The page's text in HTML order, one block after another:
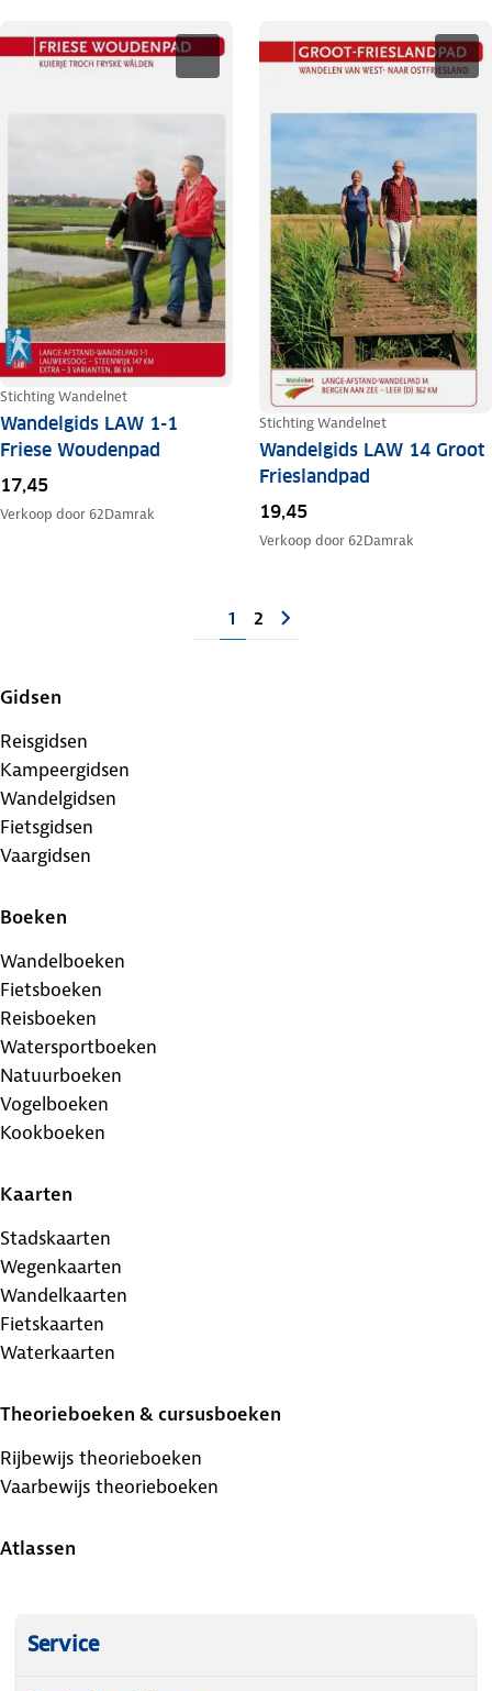
Stichting Wandelnet
Wandelgids LAW 1-1
Friese Woudenpad
17,45
Verkoop door 62Damrak
Stichting Wandelnet
Wandelgids LAW 14 Groot
Frieslandpad
19,45
Verkoop door 62Damrak
1 2
Gidsen
Reisgidsen
Kampeergidsen
Wandelgidsen
Fietsgidsen
Vaargidsen
Boeken
Wandelboeken
Fietsboeken
Reisboeken
Watersportboeken
Natuurboeken
Vogelboeken
Kookboeken
Kaarten
Stadskaarten
Wegenkaarten
Wandelkaarten
Fietskaarten
Waterkaarten
Theorieboeken & cursusboeken
Rijbewijs theorieboeken
Vaarbewijs theorieboeken
Atlassen
Service